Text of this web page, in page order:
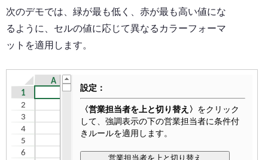
次のデモでは、緑が最も低く、赤が最も高い値にな
るように、セルの値に応じて異なるカラーフォーマ
ットを適用します。